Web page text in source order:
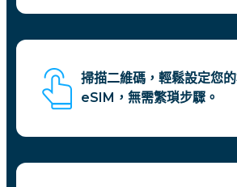
掃描二維碼，輕鬆設定您
eSIM，無需繁瑣步驟。